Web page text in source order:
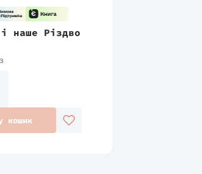
наше Різдво
кошик